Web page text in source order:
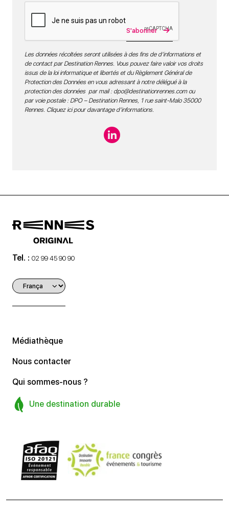
S'abonner
Les données récoltées seront utilisées à des fins de d’informations et
de contact par Destination Rennes. Vous pouvez faire valoir vos droits
issus de la loi informatique et libertés et du Règlement Général de
Protection des Données en vous adressant à notre délégué à la
protection des données par mail : dpo@destinationrennes.comou
par voie postale : DPO – Destination Rennes, 1 rue saint-Malo 35000
Rennes. Cliquez ici pour davantage d’informations.
Tel. : 02 99 45 90 90
Médiathèque
Nous contacter
Qui sommes-nous ?
Une destination durable